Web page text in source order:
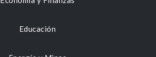
Educación